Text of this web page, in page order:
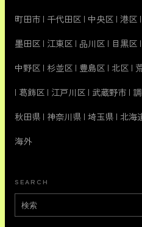
町田市 | 千代田区 | 中央区 | 港区 |
墨田区 | 江東区 | 品川区 | 目黒区 |
中野区 | 杉並区 | 豊島区 | 北区 |
| 葛飾区 | 江戸川区 | 武蔵野市 |
秋田県 | 神奈川県 | 埼玉県 | 北海
海外
SEARCH